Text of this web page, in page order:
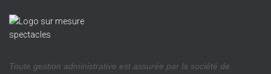
Toute gestion administrative est assurée par la société de